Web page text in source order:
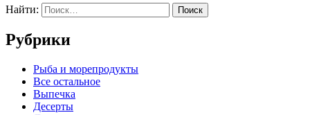
Найти:
Рубрики
Pыба и морепродукты
Все остальное
Выпечка
Десерты